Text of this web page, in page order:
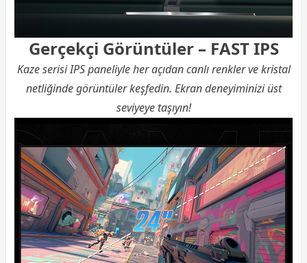
Gerçekçi Görüntüler – FAST IPS
Kaze serisi IPS paneliyle her açıdan canlı renkler ve kristal
netliğinde görüntüler keşfedin. Ekran deneyiminizi üst
seviyeye taşıyın!